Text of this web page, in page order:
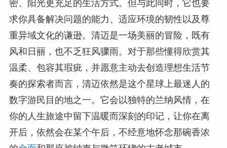
密、阳光更充足的生活方式。但与此同时，它也要
求你具备解决问题的能力、适应环境的韧性以及尊
重异域文化的谦逊。清迈是一场美丽的冒险，既有
风和日丽，也不乏狂风骤雨。对于那些懂得欣赏其
温柔、包容其瑕疵，并愿意主动去创造理想生活节
奏的探索者而言，清迈依然是这个星球上最迷人的
数字游民目的地之一。它会以独特的兰纳风情，在
你的人生旅途中留下温暖而深刻的印记，让你在离
开后，依然会在某个午后，不经意地怀念那碗香浓